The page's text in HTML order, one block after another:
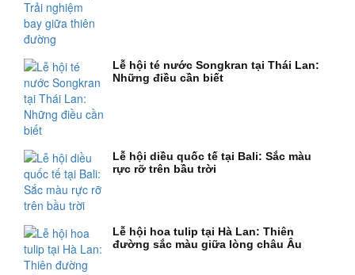
Lễ hội té nước Songkran tại Thái Lan:
Những điều cần biết
Lễ hội diều quốc tế tại Bali: Sắc màu
rực rỡ trên bầu trời
Lễ hội hoa tulip tại Hà Lan: Thiên
đường sắc màu giữa lòng châu Âu